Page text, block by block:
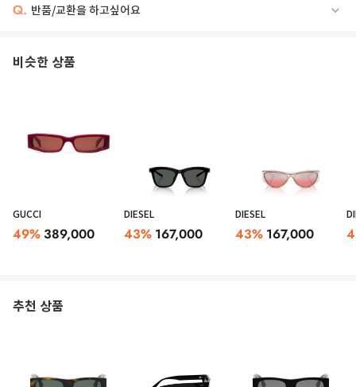
Q. 반품/교환을 하고싶어요
비슷한 상품
GUCCI
49% 389,000
DIESEL
43% 167,000
DIESEL
43% 167,000
추천 상품